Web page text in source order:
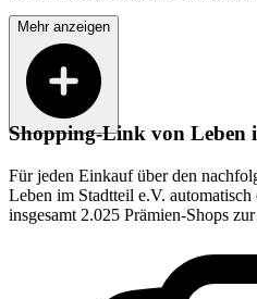
Mehr anzeigen
Shopping-Link von Leben
Für jeden Einkauf über den
Leben im Stadtteil e.V. automatisch
insgesamt 2.025 Prämien-Shops